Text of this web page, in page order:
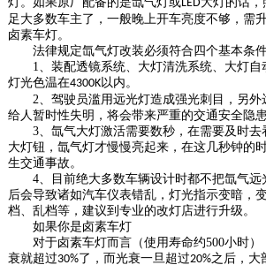
LED
足大多数车主了，一般晚上开车亮度不够，需
卤素车灯。
法律规定氙气灯改装必须符合四个基本条
1、装配透镜系统、大灯清洗系统、大灯
灯光色温在4300K以内。
2、驾驶员滥用远光灯造成强光刺目，另
给人暂时性失明，将会带来严重的交通安全隐患
3、氙气大灯激活需要数秒，在需要及时去
大灯钮，氙气灯才慢慢亮起来，在这几秒钟的
生交通事故。
4、目前绝大多数车辆设计时都不把氙气远
后会导致诸如汽车仪表错乱，灯光指示变暗，
档、乱档等，建议到专业的改灯店进行升级。
如果你是卤素车灯
对于卤素车灯而言（使用寿命约500小时）
衰就超过30%了，而光衰一旦超过20%之后，大